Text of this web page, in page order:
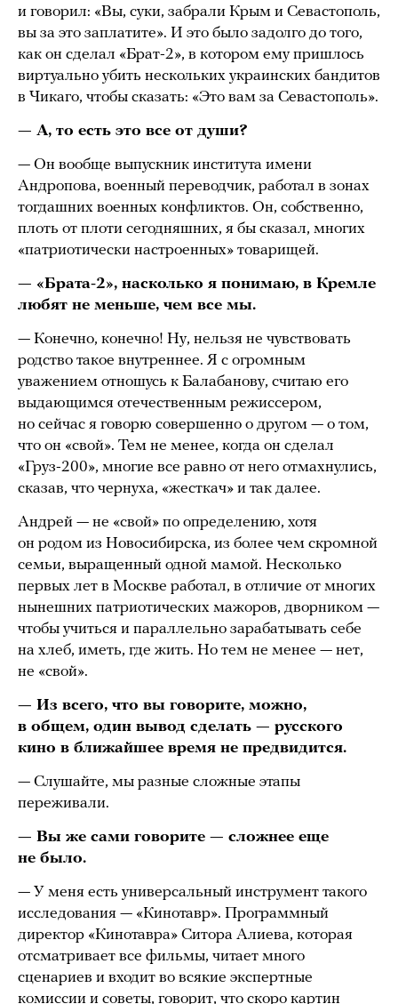
и говорил: «Вы, суки, забрали Крым и Севастополь,
вы за это заплатите». И это было задолго до того,
как он сделал «Брат-2», в котором ему пришлось
виртуально убить нескольких украинских бандитов
в Чикаго, чтобы сказать: «Это вам за Севастополь».
— А, то есть это все от души?
— Он вообще выпускник института имени
Андропова, военный переводчик, работал в зонах
тогдашних военных конфликтов. Он, собственно,
плоть от плоти сегодняшних, я бы сказал, многих
«патриотически настроенных» товарищей.
— «Брата-2», насколько я понимаю, в Кремле
любят не меньше, чем все мы.
— Конечно, конечно! Ну, нельзя не чувствовать
родство такое внутреннее. Я с огромным
уважением отношусь к Балабанову, считаю его
выдающимся отечественным режиссером,
но сейчас я говорю совершенно о другом — о том,
что он «свой». Тем не менее, когда он сделал
«Груз-200», многие все равно от него отмахнулись,
сказав, что чернуха, «жесткач» и так далее.
Андрей — не «свой» по определению, хотя
он родом из Новосибирска, из более чем скромной
семьи, выращенный одной мамой. Несколько
первых лет в Москве работал, в отличие от многих
нынешних патриотических мажоров, дворником —
чтобы учиться и параллельно зарабатывать себе
на хлеб, иметь, где жить. Но тем не менее — нет,
не «свой».
— Из всего, что вы говорите, можно,
в общем, один вывод сделать — русского
кино в ближайшее время не предвидится.
— Слушайте, мы разные сложные этапы
переживали.
— Вы же сами говорите — сложнее еще
не было.
— У меня есть универсальный инструмент такого
исследования — «Кинотавр». Программный
директор «Кинотавра» Ситора Алиева, которая
отсматривает все фильмы, читает много
сценариев и входит во всякие экспертные
комиссии и советы, говорит, что скоро картин